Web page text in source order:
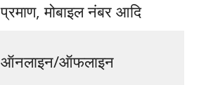
प्रमाण, मोबाइल नंबर आदि
ऑनलाइन/ऑफलाइन